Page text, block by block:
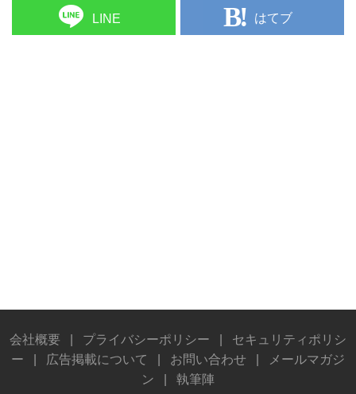
LINE はてブ
会社概要 プライバシーポリシー
セキュリティポリシ
ー
広告掲載について お問い合わせ
メールマガジ
ン
執筆陣